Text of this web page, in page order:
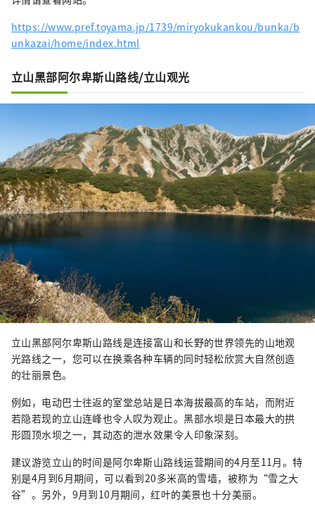
https://www.pref.toyama.jp/1739/miryokukankou/bunka/b
unkazai/home/index.html
立山黑部阿尔卑斯山路线/立山观光
立山黑部阿尔卑斯山路线是连接富山和长野的世界领先的山地观
光路线之一，您可以在换乘各种车辆的同时轻松欣赏大自然创造
的壮丽景色。
例如，电动巴士往返的室堂总站是日本海拔最高的车站，而附近
若隐若现的立山连峰也令人叹为观止。黑部水坝是日本最大的拱
形圆顶水坝之一，其动态的泄水效果令人印象深刻。
建议游览立山的时间是阿尔卑斯山路线运营期间的4月至11月。特
别是4月到6月期间，可以看到20多米高的雪墙，被称为“雪之大
谷”。另外，9月到10月期间，红叶的美景也十分美丽。